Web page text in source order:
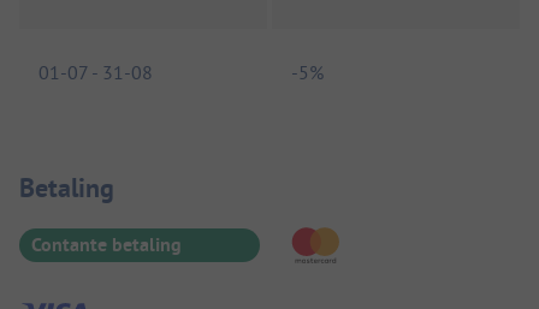
01-07 - 31-08 -5%
Betaalinformatie
Betaling
Contante betaling